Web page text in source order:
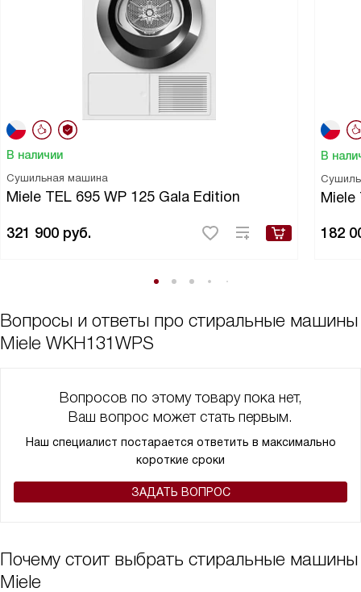
В наличии
Сушильная машина
Miele TEL 695 WP 125 Gala Edition
321 900 руб.
В
Miele
182
Вопросы и ответы про стиральные машины
Miele WKH131WPS
Вопросов по этому товару пока нет,
Ваш вопрос может стать первым.
Наш специалист постарается ответить в максимально
короткие сроки
ЗАДАТЬ ВОПРОС
Почему стоит выбрать стиральные машины
Miele